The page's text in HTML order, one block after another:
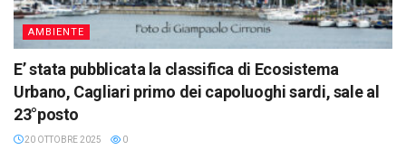
AMBIENTE
E’ stata pubblicata la classifica di Ecosistema
Urbano, Cagliari primo dei capoluoghi sardi, sale al
23°posto
20 OTTOBRE 2025 0